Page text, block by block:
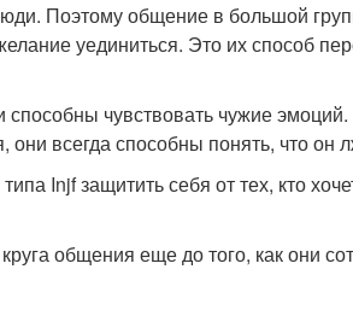
Поэтому общение в большой
уединиться. Это их способ
чувствовать чужие
всегда способны понять, что он
Injf защитить себя от тех, кто
общения еще до того, как они